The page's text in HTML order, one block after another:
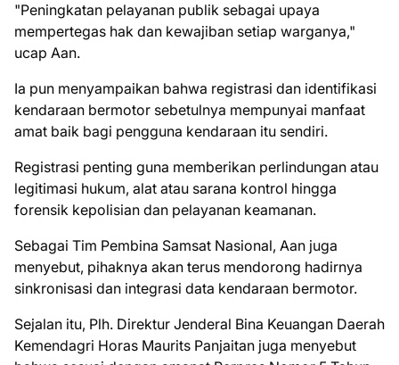
"Peningkatan pelayanan publik sebagai upaya
mempertegas hak dan kewajiban setiap warganya,"
ucap Aan.
Ia pun menyampaikan bahwa registrasi dan identifikasi
kendaraan bermotor sebetulnya mempunyai manfaat
amat baik bagi pengguna kendaraan itu sendiri.
Registrasi penting guna memberikan perlindungan atau
legitimasi hukum, alat atau sarana kontrol hingga
forensik kepolisian dan pelayanan keamanan.
Sebagai Tim Pembina Samsat Nasional, Aan juga
menyebut, pihaknya akan terus mendorong hadirnya
sinkronisasi dan integrasi data kendaraan bermotor.
Sejalan itu, Plh. Direktur Jenderal Bina Keuangan Daerah
Kemendagri Horas Maurits Panjaitan juga menyebut